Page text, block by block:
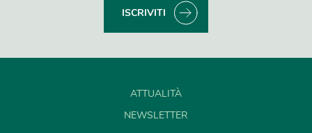
ISCRIVITI
ATTUALITÀ
NEWSLETTER